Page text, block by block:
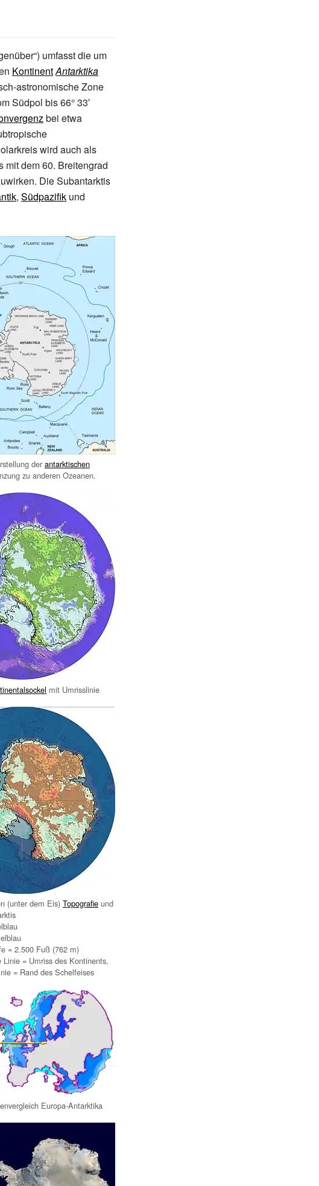
umfasst die um
KontinentAntarktika
astronomische Zone
Südpol bis 66°33′
bei etwa
wird auch als
mit dem 60. Breitengrad
Die Subantarktis
, Südpazifik und
der antarktischen
zu anderen Ozeanen.
mit Umrisslinie
(unter dem Eis) Topografie und
= 2.500 Fuß (762 m)
Linie = Umriss des Kontinents,
= Rand des Schelfeises
Europa-Antarktika